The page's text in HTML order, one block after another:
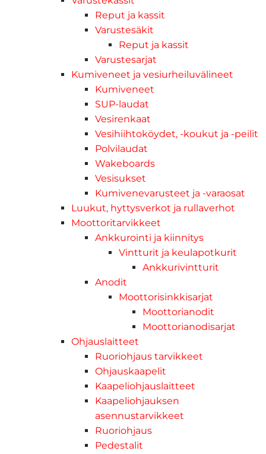
Reput ja kassit
Varustesäkit
Reput ja kassit
Varustesarjat
Kumiveneet ja vesiurheiluvälineet
Kumiveneet
SUP-laudat
Vesirenkaat
Vesihiihtoköydet, -koukut ja -peilit
Polvilaudat
Wakeboards
Vesisukset
Kumivenevarusteet ja -varaosat
Luukut, hyttysverkot ja rullaverhot
Moottoritarvikkeet
Ankkurointi ja kiinnitys
Vintturit ja keulapotkurit
Ankkurivintturit
Anodit
Moottorisinkkisarjat
Moottorianodit
Moottorianodisarjat
Ohjauslaitteet
Ruoriohjaus tarvikkeet
Ohjauskaapelit
Kaapeliohjauslaitteet
Kaapeliohjauksen
asennustarvikkeet
Ruoriohjaus
Pedestalit